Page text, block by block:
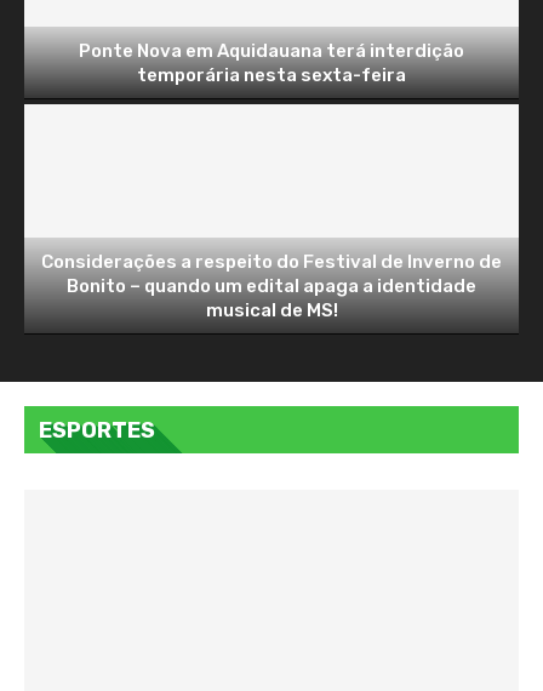
Ponte Nova em Aquidauana terá interdição
temporária nesta sexta-feira
Considerações a respeito do Festival de Inverno de
Bonito – quando um edital apaga a identidade
musical de MS!
ESPORTES